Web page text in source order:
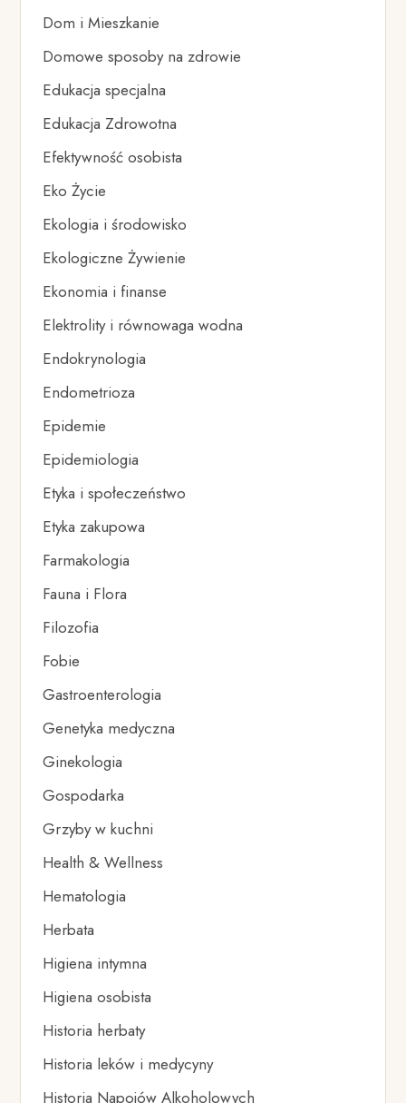
Dom i Mieszkanie
Domowe sposoby na zdrowie
Edukacja specjalna
Edukacja Zdrowotna
Efektywność osobista
Eko Życie
Ekologia i środowisko
Ekologiczne Żywienie
Ekonomia i finanse
Elektrolity i równowaga wodna
Endokrynologia
Endometrioza
Epidemie
Epidemiologia
Etyka i społeczeństwo
Etyka zakupowa
Farmakologia
Fauna i Flora
Filozofia
Fobie
Gastroenterologia
Genetyka medyczna
Ginekologia
Gospodarka
Grzyby w kuchni
Health & Wellness
Hematologia
Herbata
Higiena intymna
Higiena osobista
Historia herbaty
Historia leków i medycyny
Historia Napojów Alkoholowych